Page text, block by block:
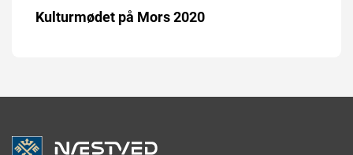
Kulturmødet på Mors 2020